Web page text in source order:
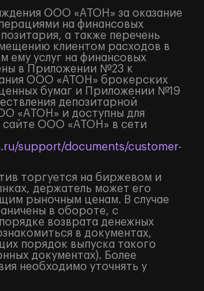
ООО «АТОН» за оказание
на финансовых
а также перечень
клиентом расходов в
ему услуг на финансовых
в Приложении №23 к
ООО «АТОН» брокерских
бумаг и Приложении №19
депозитарной
«АТОН» и доступны для
сайте ООО «АТОН» в сети
support/documents/customer-
торгуется на биржевом и
держатель может его
рыночным ценам. В случае
в обороте, с
возврата денежных
в документах,
порядок выпуска такого
документах). Более
необходимо уточнять у